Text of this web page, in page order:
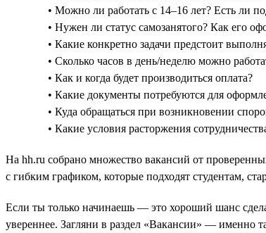
• Можно ли работать с 14–16 лет? Есть ли
• Нужен ли статус самозанятого? Как его
• Какие конкретно задачи предстоит
• Сколько часов в день/неделю можно
• Как и когда будет производиться оплата?
• Какие документы потребуются для
• Куда обращаться при возникновении
• Какие условия расторжения
На hh.ru собрано множество вакансий от
с гибким графиком, которые подходят студентам,
Если ты только начинаешь — это хороший шанс
увереннее. Загляни в раздел «Вакансии» — именно